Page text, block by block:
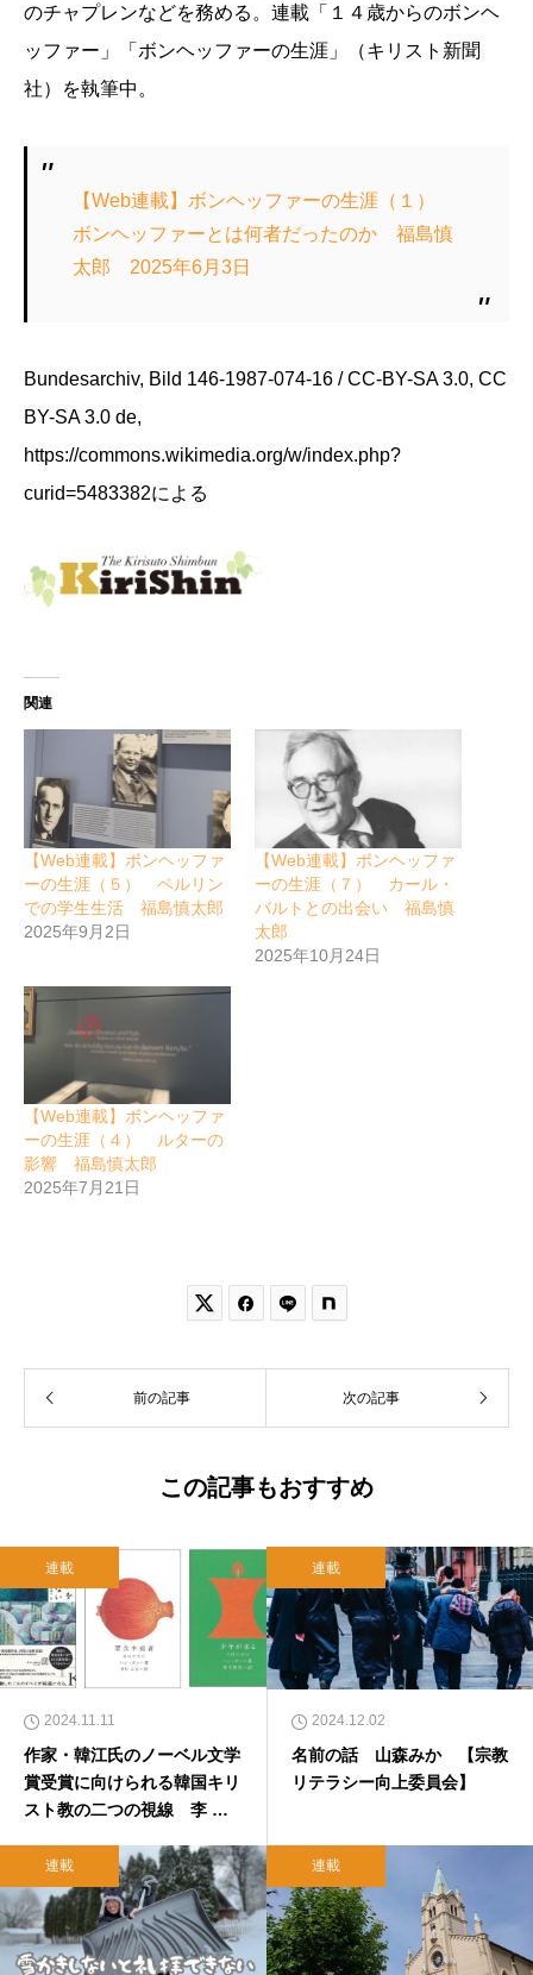
のチャプレンなどを務める。連載「１４歳からのボンヘ
ッファー」「ボンヘッファーの生涯」（キリスト新聞
社）を執筆中。
【Web連載】ボンヘッファーの生涯（１）
ボンヘッファーとは何者だったのか 福島慎
太郎 2025年6月3日
Bundesarchiv, Bild 146-1987-074-16 / CC-BY-SA 3.0, CC
BY-SA 3.0 de,
https://commons.wikimedia.org/w/index.php?
curid=5483382による
関連
【Web連載】ボンヘッファ
ーの生涯（５） ベルリン
での学生生活 福島慎太郎
2025年9月2日
【Web連載】ボンヘッファ
ーの生涯（７） カール・
バルトとの出会い 福島慎
太郎
2025年10月24日
【Web連載】ボンヘッファ
ーの生涯（４） ルターの
影響 福島慎太郎
2025年7月21日
 
前の記事 次の記事
この記事もおすすめ
連載
2024.11.11
作家・韓江氏のノーベル文学
賞受賞に向けられる韓国キリ
スト教の二つの視線 李 恵
連載
2024.12.02
名前の話 山森みか 【宗教
リテラシー向上委員会】
連載 連載